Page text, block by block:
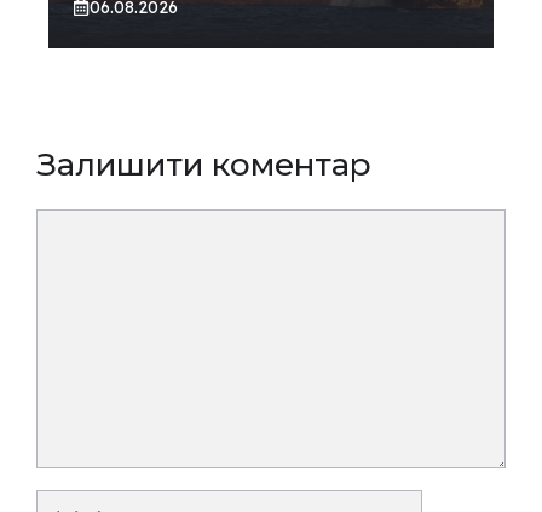
06.08.2026
Залишити коментар